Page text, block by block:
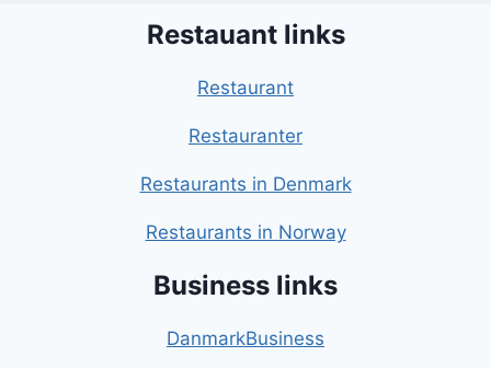
Restauant links
Restaurant
Restauranter
Restaurants in Denmark
Restaurants in Norway
Business links
DanmarkBusiness